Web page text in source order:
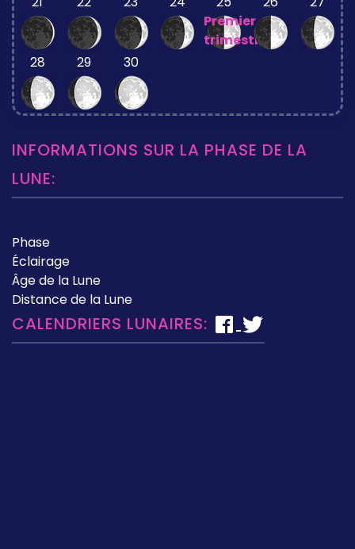
Premier
trimestre
28 29 30
INFORMATIONS SUR LA PHASE DE LA
LUNE:
Phase
Éclairage
Âge de la Lune
Distance de la Lune
CALENDRIERS LUNAIRES: